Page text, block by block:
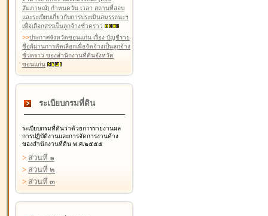
สัมภาษณ์) กำหนดวัน เวลา สถานที่สอบ
และระเบียบเกี่ยวกับการประเมินสมรรถนะฯ
เพื่อเลือกสรรเป็นลูกจ้างชั่วคราว
>>ประกาศจังหวัดขอนแก่น เรื่อง บัญชีราย
ชื่อผู้ผ่านการคัดเลือกเพื่อจัดจ้างเป็นลูกจ้าง
ชั่วคราว ของสำนักงานที่ดินจังหวัด
ขอนแก่น
ระเบียบกรมที่ดิน
ระเบียบกรมที่ดินว่าด้วยการรายงานผล
การปฏิบัติงานและการจัดการงานค้าง
ของสำนักงานที่ดิน พ.ศ.๒๕๕๕
> ส่วนที่ ๑
> ส่วนที่ ๒
> ส่วนที่ ๓